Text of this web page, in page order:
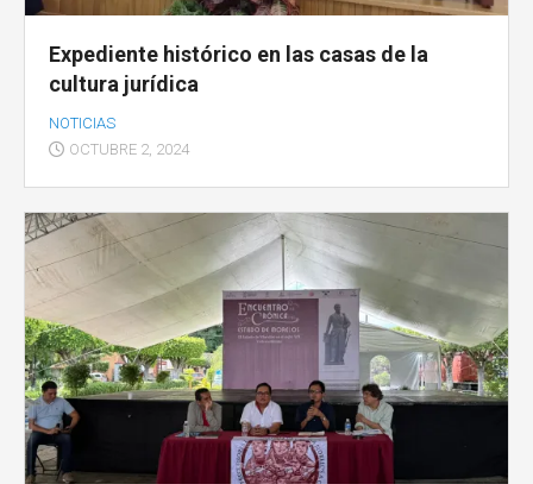
Expediente histórico en las casas de la
cultura jurídica
NOTICIAS
OCTUBRE 2, 2024